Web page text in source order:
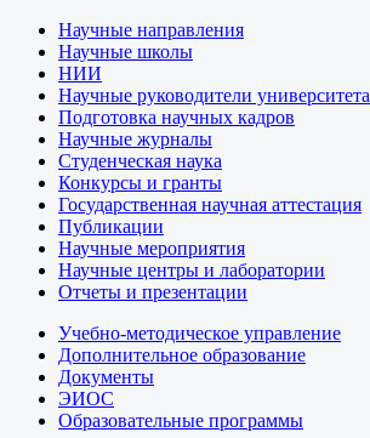
Научные направления
Научные школы
НИИ
Научные руководители университета
Подготовка научных кадров
Научные журналы
Студенческая наука
Конкурсы и гранты
Государственная научная аттестация
Публикации
Научные мероприятия
Научные центры и лаборатории
Отчеты и презентации
Учебно-методическое управление
Дополнительное образование
Документы
ЭИОС
Образовательные программы